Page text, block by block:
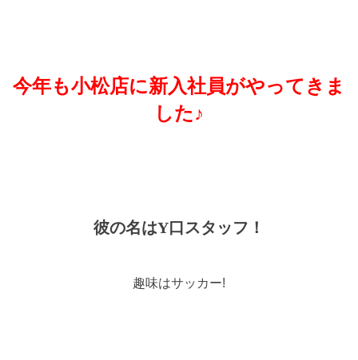
今年も小松店に新入社員がやってきま
した♪
彼の名はY口スタッフ！
趣味はサッカー!